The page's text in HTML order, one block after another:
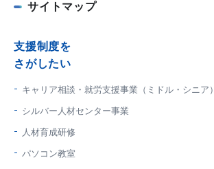
サイトマップ
支援制度を
さがしたい
キャリア相談・就労支援事業（ミドル・シニア）
シルバー人材センター事業
人材育成研修
パソコン教室